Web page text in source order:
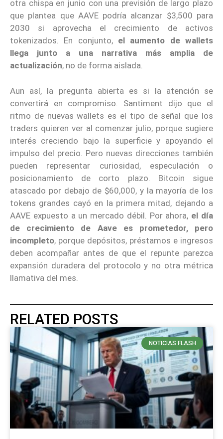
otra chispa en junio con una previsión de largo plazo
que plantea que AAVE podría alcanzar $3,500 para
2030 si aprovecha el crecimiento de activos
tokenizados. En conjunto, el aumento de wallets
llega junto a una narrativa más amplia de
actualización, no de forma aislada.
Aun así, la pregunta abierta es si la atención se
convertirá en compromiso. Santiment dijo que el
ritmo de nuevas wallets es el tipo de señal que los
traders quieren ver al comenzar julio, porque sugiere
interés creciendo bajo la superficie y apoyando el
impulso del precio. Pero nuevas direcciones también
pueden representar curiosidad, especulación o
posicionamiento de corto plazo. Bitcoin sigue
atascado por debajo de $60,000, y la mayoría de los
tokens grandes cayó en la primera mitad, dejando a
AAVE expuesto a un mercado débil. Por ahora, el día
de crecimiento de Aave es prometedor, pero
incompleto, porque depósitos, préstamos e ingresos
deben acompañar antes de que el repunte parezca
expansión duradera del protocolo y no otra métrica
llamativa del mes.
RELATED POSTS
NOTICIAS FLASH